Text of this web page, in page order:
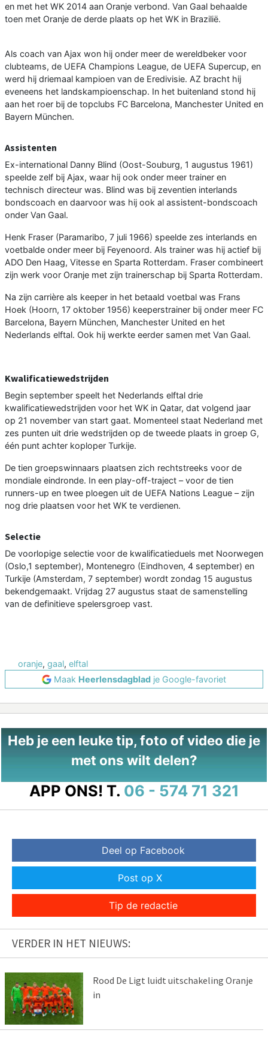
en met het WK 2014 aan Oranje verbond. Van Gaal behaalde
toen met Oranje de derde plaats op het WK in Brazilië.
Als coach van Ajax won hij onder meer de wereldbeker voor
clubteams, de UEFA Champions League, de UEFA Supercup, en
werd hij driemaal kampioen van de Eredivisie. AZ bracht hij
eveneens het landskampioenschap. In het buitenland stond hij
aan het roer bij de topclubs FC Barcelona, Manchester United en
Bayern München.
Assistenten
Ex-international Danny Blind (Oost-Souburg, 1 augustus 1961)
speelde zelf bij Ajax, waar hij ook onder meer trainer en
technisch directeur was. Blind was bij zeventien interlands
bondscoach en daarvoor was hij ook al assistent-bondscoach
onder Van Gaal.
Henk Fraser (Paramaribo, 7 juli 1966) speelde zes interlands en
voetbalde onder meer bij Feyenoord. Als trainer was hij actief bij
ADO Den Haag, Vitesse en Sparta Rotterdam. Fraser combineert
zijn werk voor Oranje met zijn trainerschap bij Sparta Rotterdam.
Na zijn carrière als keeper in het betaald voetbal was Frans
Hoek (Hoorn, 17 oktober 1956) keeperstrainer bij onder meer FC
Barcelona, Bayern München, Manchester United en het
Nederlands elftal. Ook hij werkte eerder samen met Van Gaal.
Kwalificatiewedstrijden
Begin september speelt het Nederlands elftal drie
kwalificatiewedstrijden voor het WK in Qatar, dat volgend jaar
op 21 november van start gaat. Momenteel staat Nederland met
zes punten uit drie wedstrijden op de tweede plaats in groep G,
één punt achter koploper Turkije.
De tien groepswinnaars plaatsen zich rechtstreeks voor de
mondiale eindronde. In een play-off-traject – voor de tien
runners-up en twee ploegen uit de UEFA Nations League – zijn
nog drie plaatsen voor het WK te verdienen.
Selectie
De voorlopige selectie voor de kwalificatieduels met Noorwegen
(Oslo,1 september), Montenegro (Eindhoven, 4 september) en
Turkije (Amsterdam, 7 september) wordt zondag 15 augustus
bekendgemaakt. Vrijdag 27 augustus staat de samenstelling
van de definitieve spelersgroep vast.
oranje, gaal, elftal
Maak Heerlensdagblad je Google-favoriet
Heb je een leuke tip, foto of video die je
met ons wilt delen?
APP ONS! T. 06 - 574 71 321
Deel op Facebook
Post op X
Tip de redactie
VERDER IN HET NIEUWS:
Rood De Ligt luidt uitschakeling Oranje
in